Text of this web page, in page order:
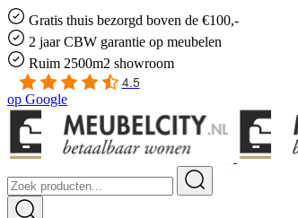
Gratis thuis bezorgd boven de €100,-
2 jaar CBW garantie op meubelen
Ruim 2500m2 showroom
4.5
op Google